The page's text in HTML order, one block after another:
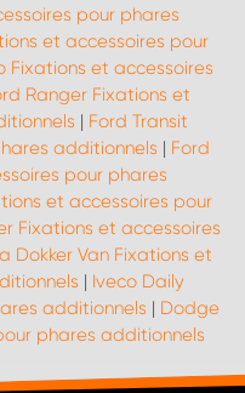
pour phares
et accessoires pour
Fixations et accessoires
Ranger Fixations et
| Ford Transit
additionnels | Ford
pour phares
et accessoires pour
Fixations et accessoires
Dokker Van Fixations et
| Iveco Daily
additionnels | Dodge
phares additionnels